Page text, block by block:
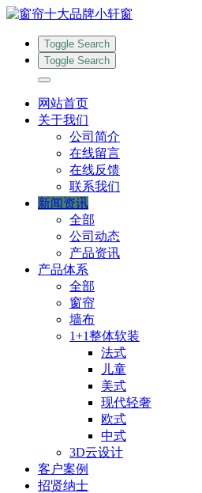
Toggle Search
Toggle Search
网站首页
关于我们
公司简介
在线留言
在线反馈
联系我们
新闻资讯
全部
公司动态
产品资讯
产品体系
全部
窗帘
墙布
1+1整体软装
法式
儿童
美式
现代轻奢
欧式
中式
3D云设计
客户案例
招贤纳士